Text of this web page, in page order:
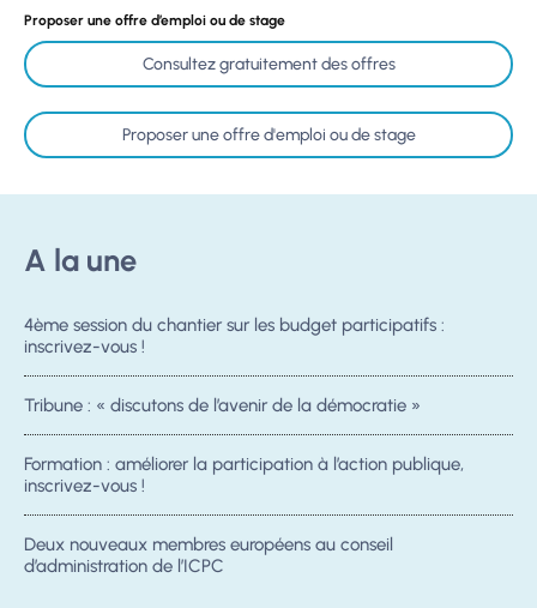
Proposer une offre d’emploi ou de stage
Consultez gratuitement des offres
Proposer une offre d'emploi ou de stage
A la une
4ème session du chantier sur les budget participatifs :
inscrivez-vous !
Tribune : « discutons de l’avenir de la démocratie »
Formation : améliorer la participation à l’action publique,
inscrivez-vous !
Deux nouveaux membres européens au conseil
d’administration de l’ICPC